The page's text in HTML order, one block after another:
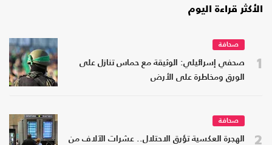
الأكثر قراءة اليوم
1
صحافة
صحفي إسرائيلي: الوثيقة مع حماس تنازل على
الورق ومخاطرة على الأرض
2
صحافة
الهجرة العكسية تؤرق الاحتلال.. عشرات الآلاف من